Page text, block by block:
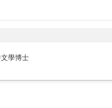
學博士